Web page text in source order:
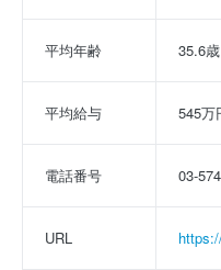
平均年齢 35.6歳
平均給与 545万
電話番号 03-
URL